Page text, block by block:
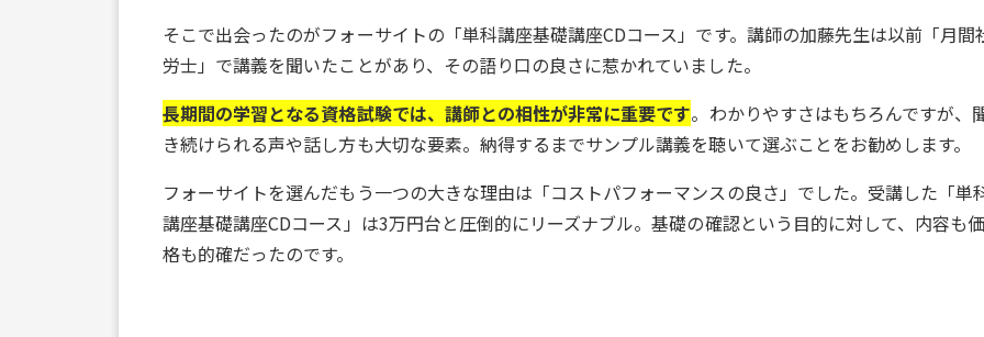
そこで出会ったのがフォーサイトの「単科講座基礎講座CDコース」です。講師の加藤先生は以前「月間
労士」で講義を聞いたことがあり、その語り口の良さに惹かれていました。
長期間の学習となる資格試験では、講師との相性が非常に重要です。わかりやすさはもちろんですが、
き続けられる声や話し方も大切な要素。納得するまでサンプル講義を聴いて選ぶことをお勧めします。
フォーサイトを選んだもう一つの大きな理由は「コストパフォーマンスの良さ」でした。受講した「単
講座基礎講座CDコース」は3万円台と圧倒的にリーズナブル。基礎の確認という目的に対して、内容も
格も的確だったのです。